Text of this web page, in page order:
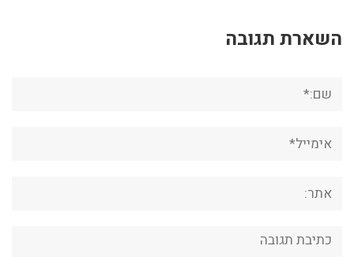
השארת תגובה
תגובה: